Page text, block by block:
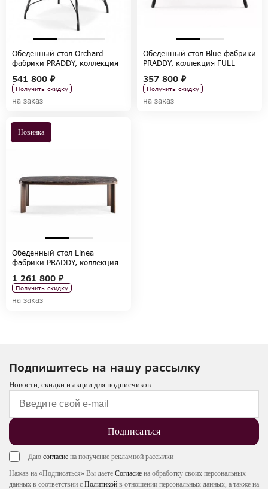
Обеденный стол Orchard
фабрики PRADDY, коллекция
541 800 ₽
Получить скидку
на заказ
Обеденный стол Blue фабрики
PRADDY, коллекция FULL
357 800 ₽
Получить скидку
на заказ
Новинка
Обеденный стол Linea
фабрики PRADDY, коллекция
1 261 800 ₽
Получить скидку
на заказ
Подпишитесь на нашу рассылку
Новости, скидки и акции для подписчиков
Подписаться
Даю согласие на получение рекламной рассылки
Нажав на «Подписаться» Вы даете Согласие на обработку своих персональных
данных в соответствии с Политикой в отношении персональных данных, а также на